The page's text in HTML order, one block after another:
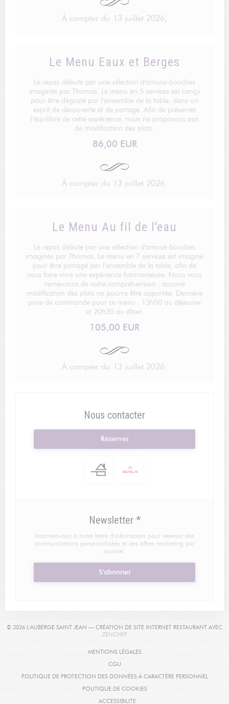
À compter du 13 juillet 2026,
Le Menu Eaux et Berges
Le repas débute par une sélection d'amuse-bouches
imaginés par Thomas. Le menu en 5 services est conçu
pour être dégusté par l’ensemble de la table, dans un
esprit de découverte et de partage. Afin de préserver
l’équilibre de cette expérience, nous ne proposons pas
de modification des plats.
86,00 EUR
À compter du 13 juillet 2026.
Le Menu Au fil de l'eau
Le repas débute par une sélection d'amuse-bouches
imaginés par Thomas. Le menu en 7 services est imaginé
pour être partagé par l’ensemble de la table, afin de
vous faire vivre une expérience harmonieuse. Nous vous
remercions de votre compréhension : aucune
modification des plats ne pourra être apportée. Dernière
prise de commande pour ce menu : 13h00 au déjeuner
et 20h30 au dîner.
105,00 EUR
À compter du 13 juillet 2026.
Nous contacter
Réserver
Newsletter *
Inscrivez-vous à notre lettre d'information pour recevoir des
communications personnalisées et des offres marketing par
courriel.
S'abonner
© 2026 L'AUBERGE SAINT JEAN — CRÉATION DE SITE INTERNET RESTAURANT AVEC
ZENCHEF((OUVRE UNE NOUVELLE FENÊTRE))
MENTIONS LÉGALES((OUVRE UNE NOUVELLE
CGU((OUVRE UNE NOUVELLE FENÊTRE))
POLITIQUE DE PROTECTION DES DONNÉES À CARACTÈRE PERSONNEL
POLITIQUE DE COOKIES((OUVRE UNE NOUVELLE
ACCESSIBILITE((OUVRE UNE NOUVELLE FENÊTRE))